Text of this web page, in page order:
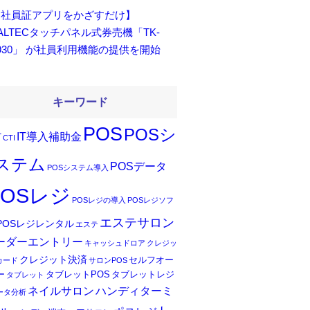
社員証アプリをかざすだけ】
タッチパネル式券売機「TK-
」 が社員利用機能の提供を開始
キーワード
CTI IT導入補助金 POSPOSシ
テム POSシステム導入 POSデータ
レジ POSレジの導入 POSレジソフ
レジレンタル エステ エステサロン
ダーエントリー キャッシュドロア クレジッ
ード クレジット決済 サロンPOS セルフオー
タブレット タブレットPOS タブレットレジ
タ分析 ネイルサロンハンディターミ